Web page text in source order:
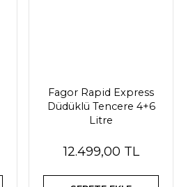
Fagor Rapid Express
Düdüklü Tencere 4+6
Litre
12.499,00 TL